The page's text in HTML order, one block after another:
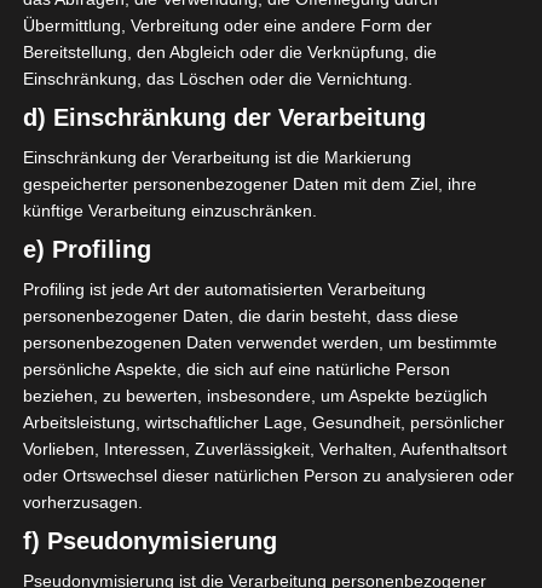
Samstag, 25. Mai und Sonntag 2. Juni 2024 statt.
Weitere Infos:Direktlink:https://www.kashba.de/7f
Für die Nutzung von Google Adsense (Google Ireland Limited,
Gordon House, Barrow Street, Dublin, D04 E5W5, Ireland)
benötigen wir laut DSGVO Ihre Zustimmung. Es werden seitens
Google Adsense personenbezogene Daten erhoben,
Google Adsenseist deaktiviert.
✓ Erlauben
Datenschutzbedingungen
Gruppe Playoff
SPIELTAG 8
25 Mai 2024 - 15:30
Étoile Sportive du Sahel
Sousse (ESS)
Stade Olympique de Sousse (Olympiastadion Sousse)
Übermittlung, Verbreitung oder eine andere Form der
Bereitstellung, den Abgleich oder die Verknüpfung, die
Einschränkung, das Löschen oder die Vernichtung.
d) Einschränkung der Verarbeitung
Einschränkung der Verarbeitung ist die Markierung
gespeicherter personenbezogener Daten mit dem Ziel, ihre
künftige Verarbeitung einzuschränken.
e) Profiling
Profiling ist jede Art der automatisierten Verarbeitung
personenbezogener Daten, die darin besteht, dass diese
personenbezogenen Daten verwendet werden, um bestimmte
persönliche Aspekte, die sich auf eine natürliche Person
beziehen, zu bewerten, insbesondere, um Aspekte bezüglich
Arbeitsleistung, wirtschaftlicher Lage, Gesundheit, persönlicher
Vorlieben, Interessen, Zuverlässigkeit, Verhalten, Aufenthaltsort
oder Ortswechsel dieser natürlichen Person zu analysieren oder
vorherzusagen.
f) Pseudonymisierung
Pseudonymisierung ist die Verarbeitung personenbezogener